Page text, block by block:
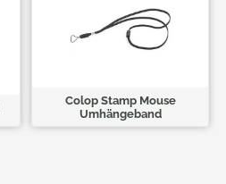
Colop Stamp Mouse
Umhängeband